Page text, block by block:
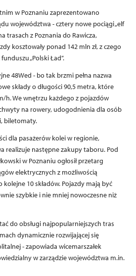
w Poznaniu zaprezentowano
województwa - cztery nowe pociągi „elf
trasach z Poznania do Rawicza,
kosztowały ponad 142 mln zł, z czego
„Polski Ład”.
48Wed - bo tak brzmi pełna nazwa
składy o długości 90,5 metra, które
h. We wnętrzu każdego z pojazdów
na rowery, udogodnienia dla osób
biletomaty.
dla pasażerów kolei w regionie,
realizuje następne zakupy taboru. Pod
w Poznaniu ogłosił przetarg
elektrycznych z możliwością
10 składów. Pojazdy mają być
szybkie i nie mniej nowoczesne niż
do obsługi najpopularniejszych tras
dynamicznie rozwijającej się
- zapowiada wicemarszałek
w zarządzie województwa m.in.